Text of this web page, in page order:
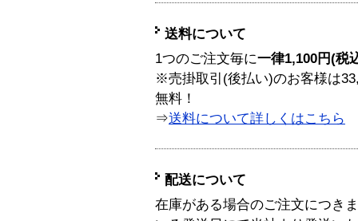
送料について
1つのご注文毎に一律1,100円(税
※売掛取引(後払い)のお客様は
無料！
⇒送料について詳しくはこちら
配送について
在庫がある場合のご注文につき